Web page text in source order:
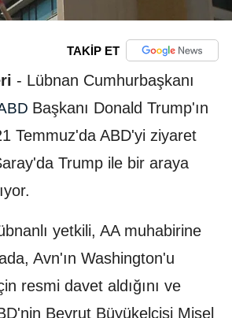
TAKİP ET
- Lübnan Cumhurbaşkanı
Başkanı Donald Trump'ın
Temmuz'da ABD'yi ziyaret
Trump ile bir araya
yetkili, AA muhabirine
Avn'ın Washington'u
resmi davet aldığını ve
Beyrut Büyükelçisi Mişel